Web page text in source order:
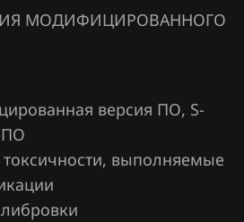
МОДИФИЦИРОВАННОГО
версия ПО, S-
ПО
выполняемые